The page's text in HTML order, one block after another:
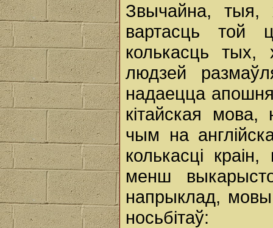
Звычайна, тыя,
вартасць той
колькасць
людзей
надаецца
кітайская
чым на
колькасці
менш
напрыклад,
носьбітаў: